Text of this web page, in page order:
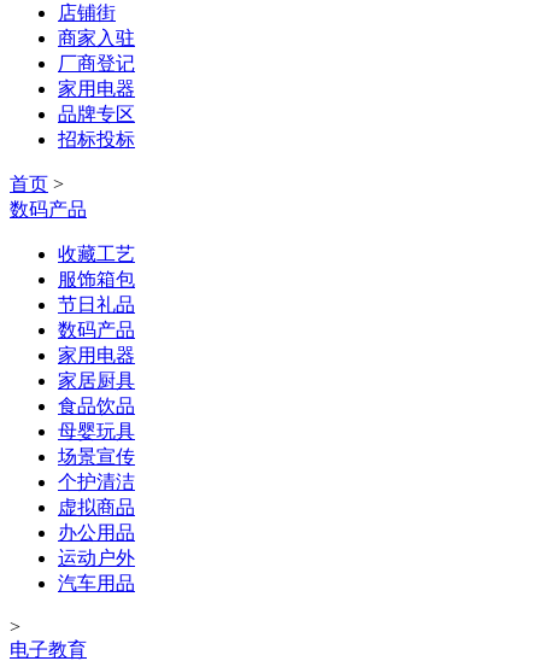
店铺街
商家入驻
厂商登记
家用电器
品牌专区
招标投标
首页 >
数码产品
收藏工艺
服饰箱包
节日礼品
数码产品
家用电器
家居厨具
食品饮品
母婴玩具
场景宣传
个护清洁
虚拟商品
办公用品
运动户外
汽车用品
>
电子教育